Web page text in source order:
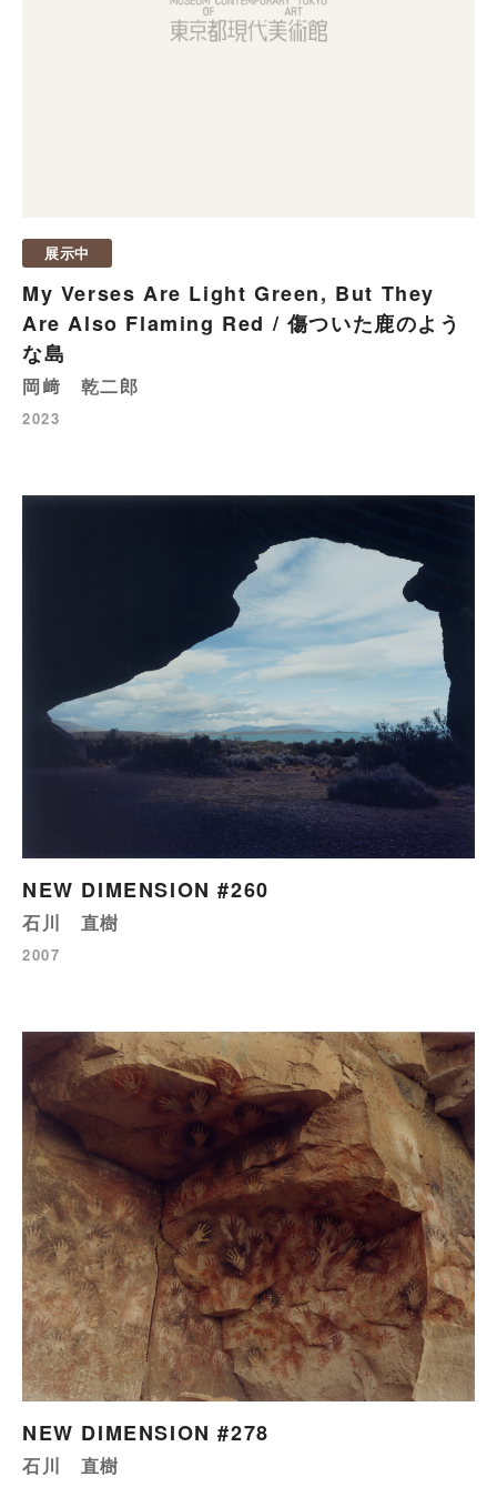
展示中
My Verses Are Light Green, But They
Are Also Flaming Red / 傷ついた鹿のよう
な島
岡﨑 乾二郎
2023
NEW DIMENSION #260
石川 直樹
2007
NEW DIMENSION #278
石川 直樹